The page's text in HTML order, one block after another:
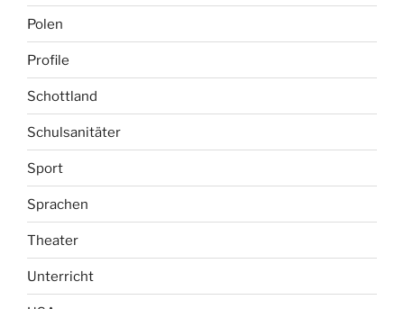
Polen
Profile
Schottland
Schulsanitäter
Sport
Sprachen
Theater
Unterricht